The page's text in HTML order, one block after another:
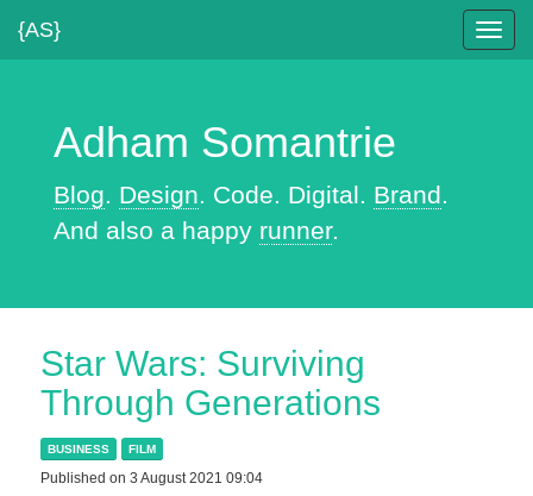
{AS}
Adham Somantrie
Blog. Design. Code. Digital. Brand.
And also a happy runner.
Star Wars: Surviving
Through Generations
BUSINESS FILM
Published on 3 August 2021 09:04